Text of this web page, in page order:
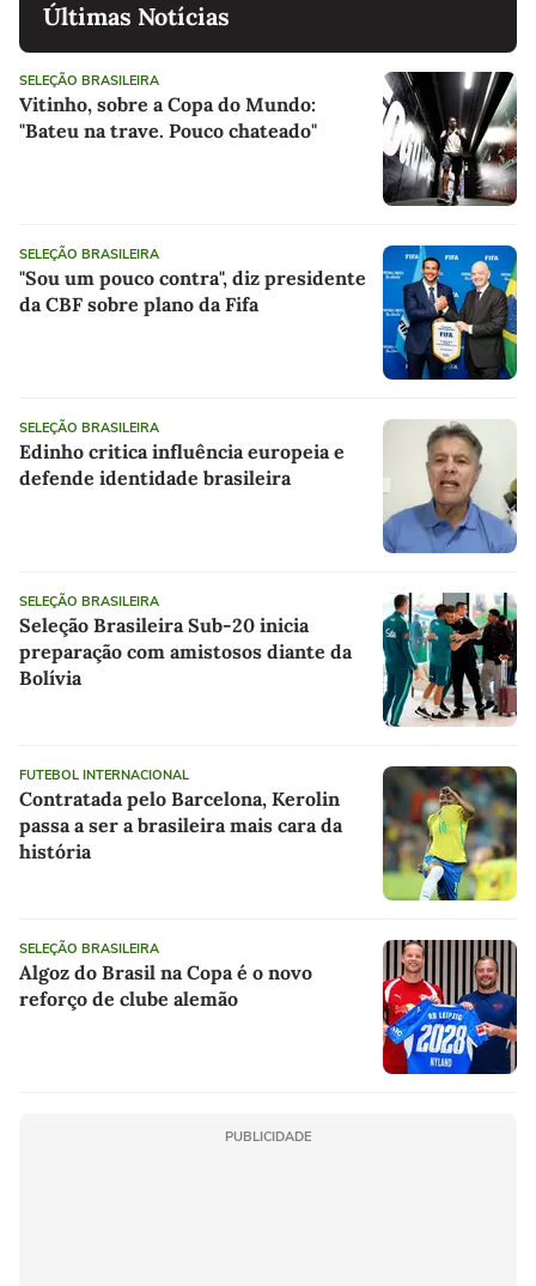
Últimas Notícias
SELEÇÃO BRASILEIRA
Vitinho, sobre a Copa do Mundo:
"Bateu na trave. Pouco chateado"
SELEÇÃO BRASILEIRA
"Sou um pouco contra", diz presidente
da CBF sobre plano da Fifa
SELEÇÃO BRASILEIRA
Edinho critica influência europeia e
defende identidade brasileira
SELEÇÃO BRASILEIRA
Seleção Brasileira Sub-20 inicia
preparação com amistosos diante da
Bolívia
FUTEBOL INTERNACIONAL
Contratada pelo Barcelona, Kerolin
passa a ser a brasileira mais cara da
história
SELEÇÃO BRASILEIRA
Algoz do Brasil na Copa é o novo
reforço de clube alemão
PUBLICIDADE